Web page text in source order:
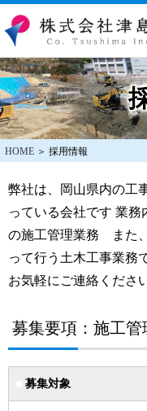
HOME ＞ 採用情報
弊社は、岡山県内の工
っている会社です 業
の施工管理業務 また
って行う土木工事業務
お気軽にご連絡くださ
募集要項：施工管
募集対象